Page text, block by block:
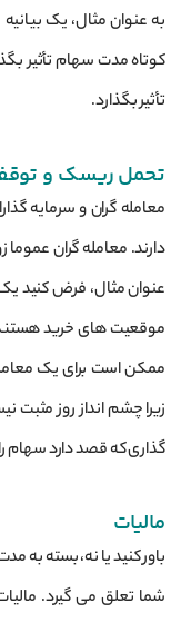
به عنوان مثال، یک
کوتاه مدت سهام تأثیر
تأثیر بگذارد.
تحمل ریسک و
معامله گران و سرمایه
دارند. معامله گران
عنوان مثال، فرض کنید
ممکن است برای یک
زیرا چشم انداز روز
گذاری که قصد دارد سهام
مالیات
باور کنید یا نه، بسته به
شما تعلق می گیرد.